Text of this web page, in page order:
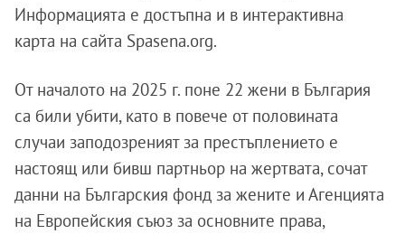
Информацията е достъпна и в интерактивна
карта на сайта Spasena.org.
От началото на 2025 г. поне 22 жени в България
са били убити, като в повече от половината
случаи заподозреният за престъплението е
настоящ или бивш партньор на жертвата, сочат
данни на Българския фонд за жените и Агенцията
на Европейския съюз за основните права,